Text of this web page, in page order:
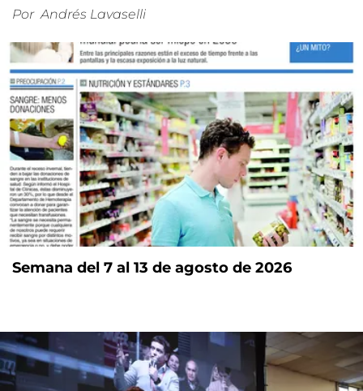
Por Andrés Lavaselli
Semana del 7 al 13 de agosto de 2026